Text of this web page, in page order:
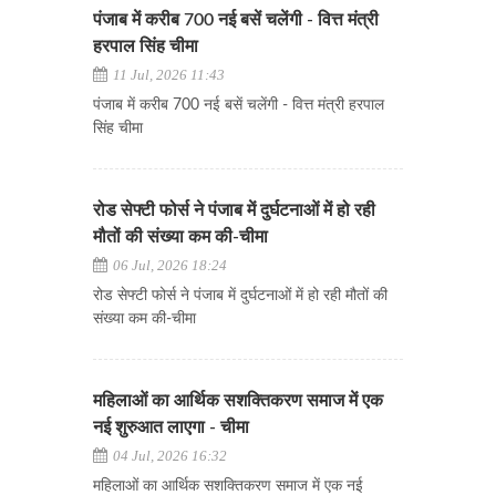
पंजाब में करीब 700 नई बसें चलेंगी - वित्त मंत्री
हरपाल सिंह चीमा
11 Jul, 2026 11:43
पंजाब में करीब 700 नई बसें चलेंगी - वित्त मंत्री हरपाल
सिंह चीमा
रोड सेफ्टी फोर्स ने पंजाब में दुर्घटनाओं में हो रही
मौतों की संख्या कम की-चीमा
06 Jul, 2026 18:24
रोड सेफ्टी फोर्स ने पंजाब में दुर्घटनाओं में हो रही मौतों की
संख्या कम की-चीमा
महिलाओं का आर्थिक सशक्तिकरण समाज में एक
नई शुरुआत लाएगा - चीमा
04 Jul, 2026 16:32
महिलाओं का आर्थिक सशक्तिकरण समाज में एक नई